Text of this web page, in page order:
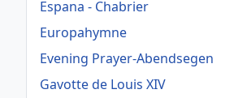
Espana - Chabrier
Europahymne
Evening Prayer-Abendsegen
Gavotte de Louis XIV